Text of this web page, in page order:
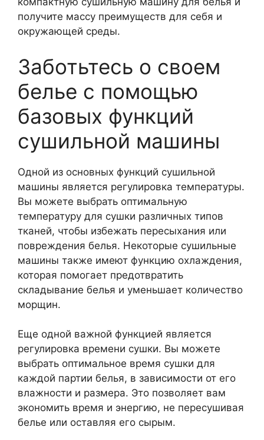
получите массу преимуществ для себя и
окружающей среды.
Заботьтесь о своем
белье с помощью
базовых функций
сушильной машины
Одной из основных функций сушильной
машины является регулировка температуры.
Вы можете выбрать оптимальную
температуру для сушки различных типов
тканей, чтобы избежать пересыхания или
повреждения белья. Некоторые сушильные
машины также имеют функцию охлаждения,
которая помогает предотвратить
складывание белья и уменьшает количество
морщин.
Еще одной важной функцией является
регулировка времени сушки. Вы можете
выбрать оптимальное время сушки для
каждой партии белья, в зависимости от его
влажности и размера. Это позволяет вам
экономить время и энергию, не пересушивая
белье или оставляя его сырым.